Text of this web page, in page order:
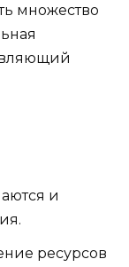
множество
и
ресурсов